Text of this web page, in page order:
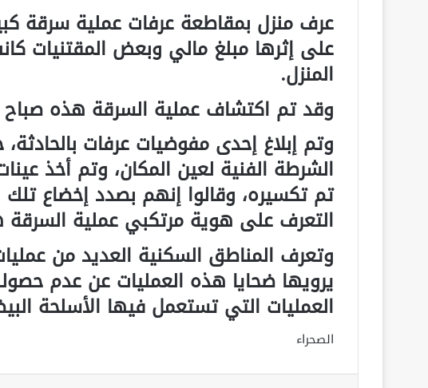
عرف منزل بمقاطعة عرفات عملية سرقة
على إثرها مبلغ مالي وبعض المقتنيات
المنزل.
وقد تم اكتشاف عملية السرقة هذه صباح
وتم إبلاغ إحدى مفوضيات عرفات
الشرطة الفنية لعين المكان، وتم أخذ
تم تكسيره، وقالوا إنهم بصدد إخضاع
التعرف على هوية مرتكبي عملية
وتعرف المناطق السكنية العديد من
يرويها ضحايا هذه العمليات عن عدم
العمليات التي تستعمل فيها الأسلحة
الصحراء